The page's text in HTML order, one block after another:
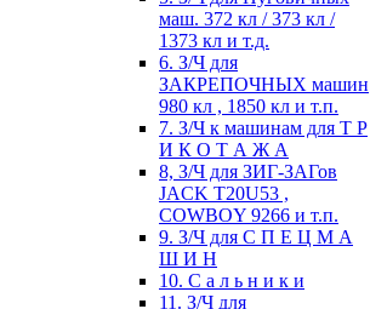
маш. 372 кл / 373 кл /
1373 кл и т.д.
6. З/Ч для
ЗАКРЕПОЧНЫХ машин
980 кл , 1850 кл и т.п.
7. З/Ч к машинам для Т Р
И К О Т А Ж А
8, З/Ч для ЗИГ-ЗАГов
JACK Т20U53 ,
COWBOY 9266 и т.п.
9. З/Ч для С П Е Ц М А
Ш И Н
10. С а л ь н и к и
11. З/Ч для